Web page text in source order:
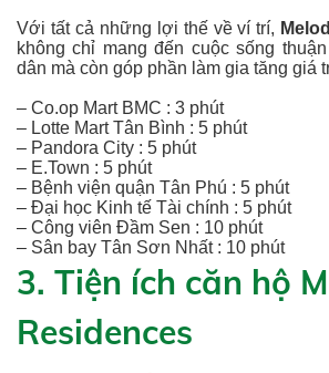
Với tất cả những lợi thế về ví trí,
không chỉ mang đến cuộc sống
dân mà còn góp phần làm gia tăng giá
– Co.op Mart BMC : 3 phút
– Lotte Mart Tân Bình : 5 phút
– Pandora City : 5 phút
– E.Town : 5 phút
– Bệnh viện quận Tân Phú : 5 phút
– Đại học Kinh tế Tài chính : 5 phút
– Công viên Đầm Sen : 10 phút
– Sân bay Tân Sơn Nhất : 10 phút
3. Tiện ích căn hộ
Residences